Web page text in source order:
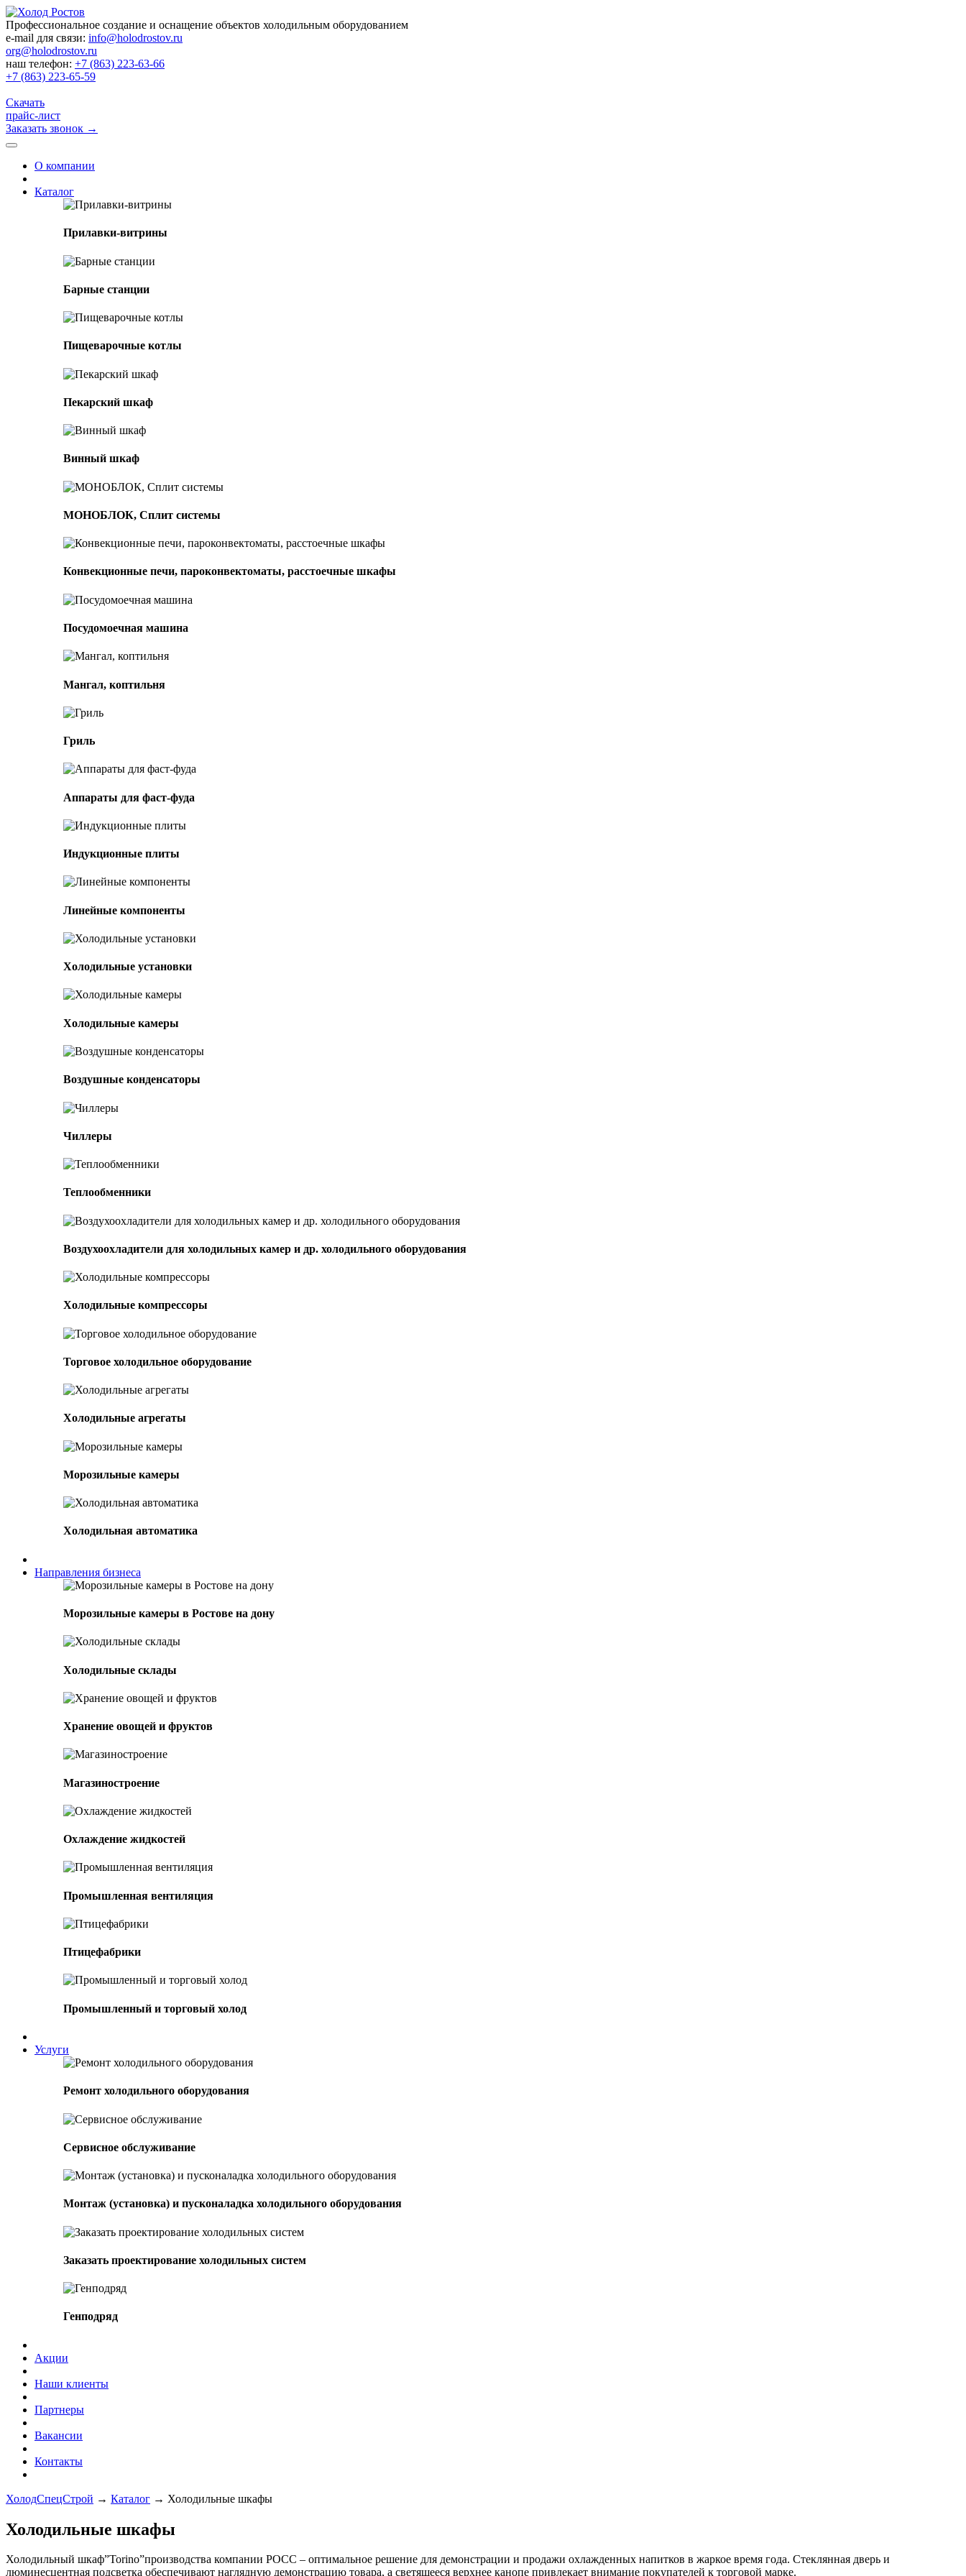
Профессиональное создание и оснащение объектов холодильным оборудованием
e-mail для связи: info@holodrostov.ru
org@holodrostov.ru
наш телефон: +7 (863) 223-63-66
+7 (863) 223-65-59
Скачать
прайс-лист
Заказать звонок →
О компании
Каталог
Прилавки-витрины
Барные станции
Пищеварочные котлы
Пекарский шкаф
Винный шкаф
МОНОБЛОК, Сплит системы
Конвекционные печи, пароконвектоматы, расстоечные шкафы
Посудомоечная машина
Мангал, коптильня
Гриль
Аппараты для фаст-фуда
Индукционные плиты
Линейные компоненты
Холодильные установки
Холодильные камеры
Воздушные конденсаторы
Чиллеры
Теплообменники
Воздухоохладители для холодильных камер и др. холодильного оборудования
Холодильные компрессоры
Торговое холодильное оборудование
Холодильные агрегаты
Морозильные камеры
Холодильная автоматика
Направления бизнеса
Морозильные камеры в Ростове на дону
Холодильные склады
Хранение овощей и фруктов
Магазиностроение
Охлаждение жидкостей
Промышленная вентиляция
Птицефабрики
Промышленный и торговый холод
Услуги
Ремонт холодильного оборудования
Сервисное обслуживание
Монтаж (установка) и пусконаладка холодильного оборудования
Заказать проектирование холодильных систем
Генподряд
Акции
Наши клиенты
Партнеры
Вакансии
Контакты
ХолодСпецСтрой → Каталог → Холодильные шкафы
Холодильные шкафы
Холодильный шкаф”Torino”производства компании РОСС – оптимальное решение для демонстрации и продажи охлажденных напитков в жаркое время года. Стеклянная дверь и
люминесцентная подсветка обеспечивают наглядную демонстрацию товара, а светящееся верхнее канопе привлекает внимание покупателей к торговой марке.